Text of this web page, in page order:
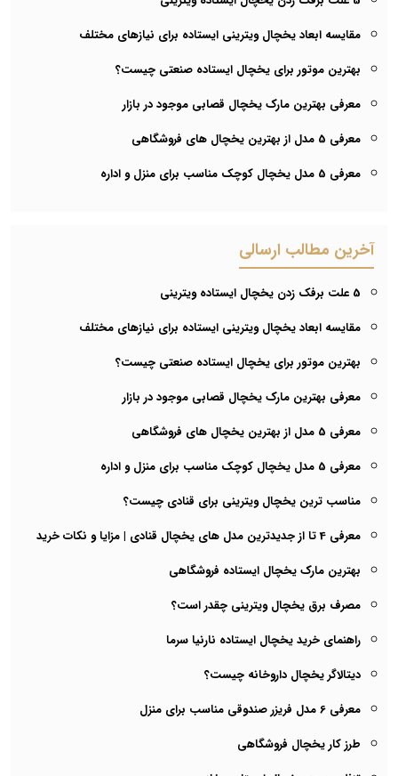
مقایسه ابعاد یخچال ویترینی ایستاده برای نیازهای مختلف
بهترین موتور برای یخچال ایستاده صنعتی چیست؟
معرفی بهترین مارک یخچال قصابی موجود در بازار
معرفی 5 مدل از بهترین یخچال های فروشگاهی
معرفی 5 مدل یخچال کوچک مناسب برای منزل و اداره
آخرین مطالب ارسالی
5 علت برفک زدن یخچال ایستاده ویترینی
مقایسه ابعاد یخچال ویترینی ایستاده برای نیازهای مختلف
بهترین موتور برای یخچال ایستاده صنعتی چیست؟
معرفی بهترین مارک یخچال قصابی موجود در بازار
معرفی 5 مدل از بهترین یخچال های فروشگاهی
معرفی 5 مدل یخچال کوچک مناسب برای منزل و اداره
مناسب ترین یخچال ویترینی برای قنادی چیست؟
معرفی 4 تا از جدیدترین مدل های یخچال قنادی | مزایا و نکات خرید
بهترین مارک یخچال ایستاده فروشگاهی
مصرف برق یخچال ویترینی چقدر است؟
راهنمای خرید یخچال ایستاده نارنیا سرما
دیتالاگر یخچال داروخانه چیست؟
معرفی 6 مدل فریزر صندوقی مناسب برای منزل
طرز کار یخچال فروشگاهی